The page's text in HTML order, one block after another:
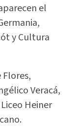
el
y Cultura
Veracá,
Heiner